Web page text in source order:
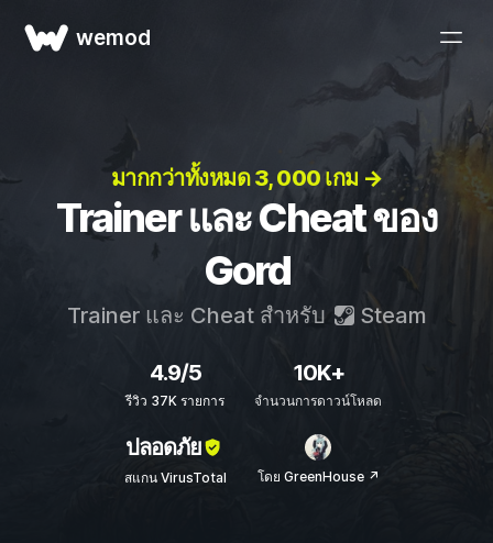
wemod
มากกว่าทั้งหมด 3, 000 เกม →
Trainer และ Cheat ของ
Gord
Trainer และ Cheat สำหรับ Steam
4.9/5
รีวิว 37K รายการ
10K+
จำนวนการดาวน์โหลด
ปลอดภัย
สแกน VirusTotal โดย GreenHouse ↗